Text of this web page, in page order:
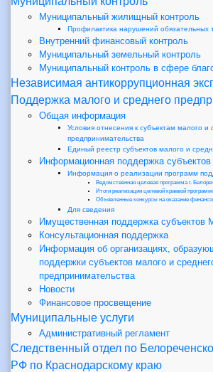
Муниципальный жилищный контроль
Профилактика нарушений обязательных
Внутренний финансовый контроль
Муниципальный земельный контроль
Муниципальный контроль в сфере
Независимая антикоррупционная
Поддержка малого и среднего
Общая информация
Условия отнесения к субъектам малого и
предпринимательства
Единый реестр субъектов малого и
Информационная поддержка
Информация о реализации программ
Ведомственная целевая программа г.
Итоги реализации целевой краевой
Объявленные конкурсы на оказание
Для сведения
Имущественная поддержка субъектов
Консультационная поддержка
Информация об организациях,
поддержки субъектов малого и
предпринимательства
Новости
Финансовое просвещение
Муниципальные услуги
Административный регламент
Следственный отдел по
РФ по Краснодарскому краю